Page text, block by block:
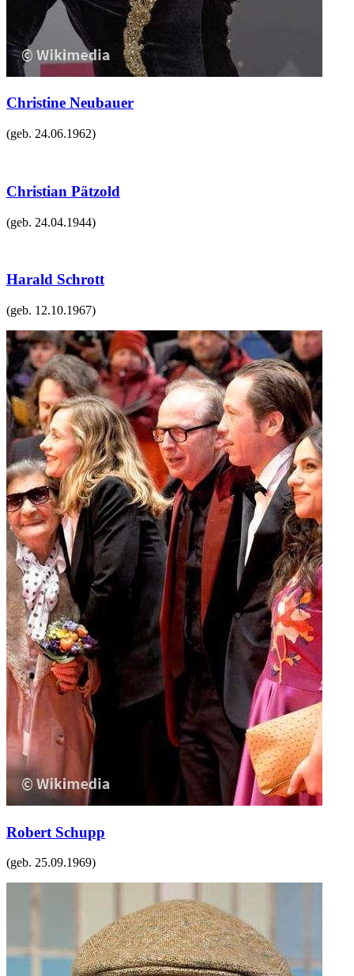
Christine Neubauer
(geb. 24.06.1962)
Christian Pätzold
(geb. 24.04.1944)
Harald Schrott
(geb. 12.10.1967)
Robert Schupp
(geb. 25.09.1969)